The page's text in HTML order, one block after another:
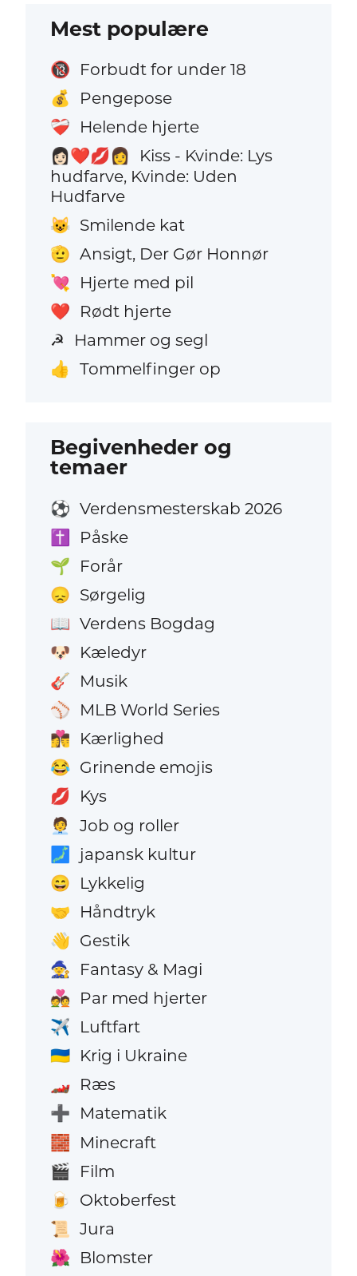
Mest populære
🔞 Forbudt for under 18
💰 Pengepose
❤️‍🩹 Helende hjerte
👩🏻‍❤️‍💋‍👩
Kiss - Kvinde: Lys
hudfarve, Kvinde: Uden
Hudfarve
😺 Smilende kat
🫡 Ansigt, Der Gør Honnør
💘 Hjerte med pil
❤️ Rødt hjerte
☭ Hammer og segl
👍 Tommelfinger op
Begivenheder og
temaer
⚽ Verdensmesterskab 2026
✝️ Påske
🌱 Forår
😞 Sørgelig
📖 Verdens Bogdag
🐶 Kæledyr
🎸 Musik
⚾ MLB World Series
👩‍❤️‍💋‍👨 Kærlighed
😂 Grinende emojis
💋 Kys
🧑‍💼 Job og roller
🗾 japansk kultur
😄 Lykkelig
🤝 Håndtryk
👋 Gestik
🧙 Fantasy & Magi
💑 Par med hjerter
✈️ Luftfart
🇺🇦 Krig i Ukraine
🏎️ Ræs
➕ Matematik
🧱 Minecraft
🎬 Film
🍺 Oktoberfest
📜 Jura
🌺 Blomster